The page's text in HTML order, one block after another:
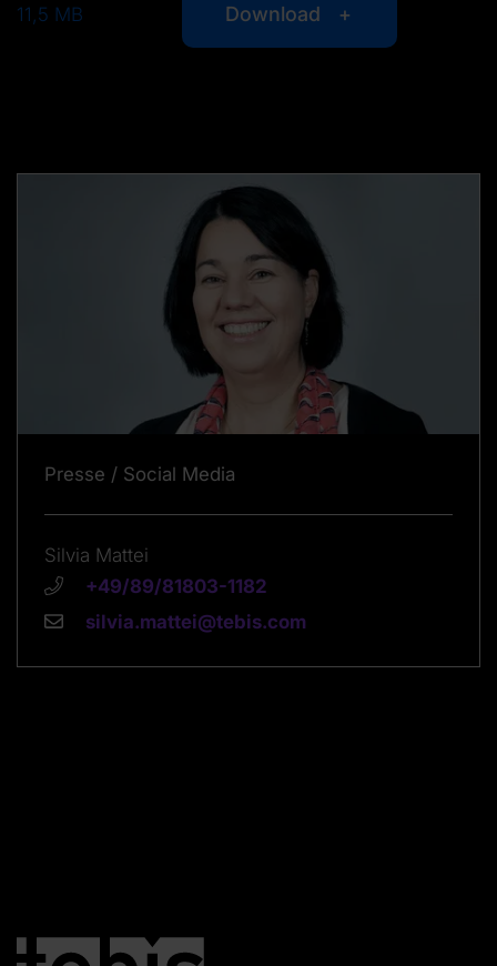
11,5 MB Download
Presse / Social Media
Silvia Mattei
+49/89/81803-1182
silvia.mattei@tebis.com